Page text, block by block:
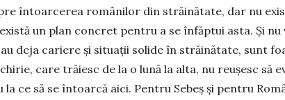
întoarcerea ro­mâ­nilor din străinătate, dar nu
un plan concret pentru a se înfăptui asta. Și
deja ca­riere și situații solide în străinătate, sunt
ca­re trăiesc de la o lună la alta, nu reușesc să
la ce să se întoarcă aici. Pentru Sebeș și pentru